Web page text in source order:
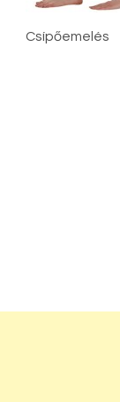
Csípőemelés